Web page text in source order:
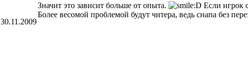
30.11.2009
Значит это зависит больше от опыта.
Если игрок
Более весомой проблемой будут читера, ведь снапа без